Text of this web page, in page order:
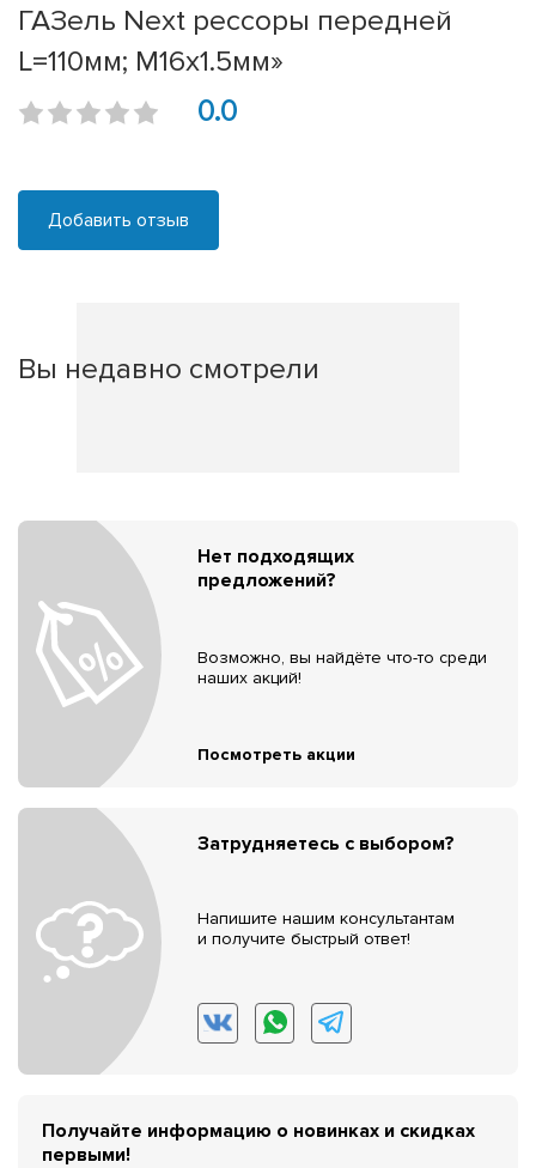
ГАЗель Next рессоры передней
L=110мм; М16х1.5мм»
0.0
Добавить отзыв
Вы недавно смотрели
Нет подходящих
предложений?
Возможно, вы найдёте что-то среди
наших акций!
Посмотреть акции
Затрудняетесь с выбором?
Напишите нашим консультантам
и получите быстрый ответ!
Получайте информацию о новинках и скидках
первыми!